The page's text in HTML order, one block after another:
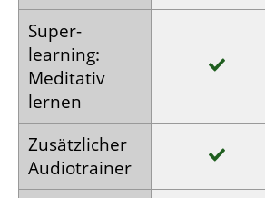
Super­
learning:
Meditativ
lernen
Zusätz­licher
Audio­trainer